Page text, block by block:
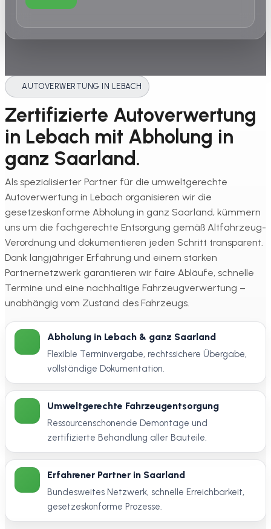
AUTOVERWERTUNG IN LEBACH
Zertifizierte Autoverwertung
in Lebach mit Abholung in
ganz Saarland.
Als spezialisierter Partner für die umweltgerechte
Autoverwertung in Lebach organisieren wir die
gesetzeskonforme Abholung in ganz Saarland, kümmern
uns um die fachgerechte Entsorgung gemäß Altfahrzeug-
Verordnung und dokumentieren jeden Schritt transparent.
Dank langjähriger Erfahrung und einem starken
Partnernetzwerk garantieren wir faire Abläufe, schnelle
Termine und eine nachhaltige Fahrzeugverwertung –
unabhängig vom Zustand des Fahrzeugs.
Abholung in Lebach & ganz Saarland
Flexible Terminvergabe, rechtssichere Übergabe,
vollständige Dokumentation.
Umweltgerechte Fahrzeugentsorgung
Ressourcenschonende Demontage und
zertifizierte Behandlung aller Bauteile.
Erfahrener Partner in Saarland
Bundesweites Netzwerk, schnelle Erreichbarkeit,
gesetzeskonforme Prozesse.